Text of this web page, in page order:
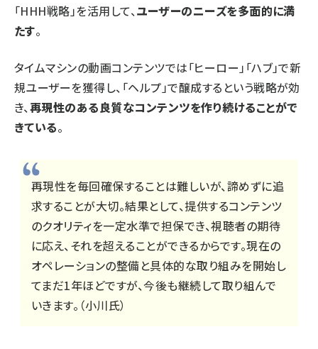
「HHH戦略」を活用して、ユーザーのニーズを多面的に満
たす。
タイムマシンの動画コンテンツでは「ヒーロー」「ハブ」で新
規ユーザーを獲得し、「ヘルプ」で醸成するという戦略が効
き、再現性のある良質なコンテンツを作り続けることがで
きている。
再現性を毎回確保することは難しいが、諦めずに追
求することが大切。結果として、提供するコンテンツ
のクオリティを一定水準で担保でき、視聴者の期待
に応え、それを超えることができるからです。現在の
オペレーションの整備と具体的な取り組みを開始し
てまだ1年ほどですが、今後も継続して取り組んで
いきます。（小川氏）